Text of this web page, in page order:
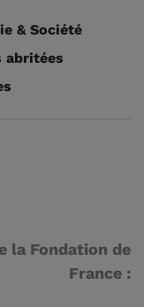
& Société
abritées
la Fondation de
France :